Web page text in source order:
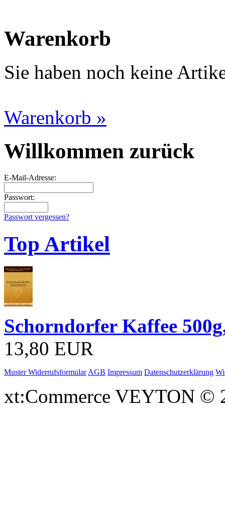
Warenkorb
Sie haben noch keine
Warenkorb »
Willkommen zurück
E-Mail-Adresse:
Passwort:
Passwort vergessen?
Top Artikel
Schorndorfer Kaffee
13,80 EUR
Muster Widerrufsformular AGB Impressum Datenschutzerklärung
xt:Commerce VEYTON ©